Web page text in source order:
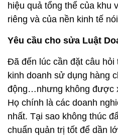
hiệu quả tổng thể của khu
riêng và của nền kinh tế
Yêu cầu cho sửa Luật
Đã đến lúc cần đặt câu
kinh doanh sử dụng hàng
động…nhưng không được
Họ chính là các doanh
nhất. Tại sao không thúc
chuẩn quản trị tốt để dần